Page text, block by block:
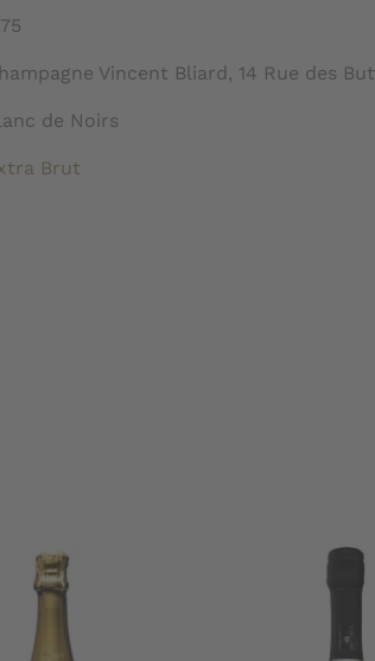
Vincent Bliard, 14 Rue des
de Noirs
Brut